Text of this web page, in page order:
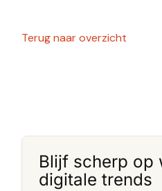
Terug naar overzicht
Blijf scherp op
digitale trends